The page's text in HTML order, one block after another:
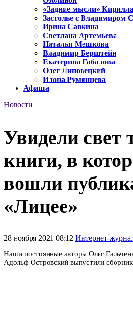
«Задние мысли»
Застолье с Владимиром
Ирина Савкина
Светлана Артемьева
Наталья Мешкова
Владимир Берштейн
Екатерина Габалова
Олег Липовецкий
Илона Румянцева
Афиша
Новости
Увидели свет
книги, в
вошли
«Лицее»
28 ноября 2021 08:12 Интернет-
Наши постоянные авторы Олег
Адольф Островский выпустили